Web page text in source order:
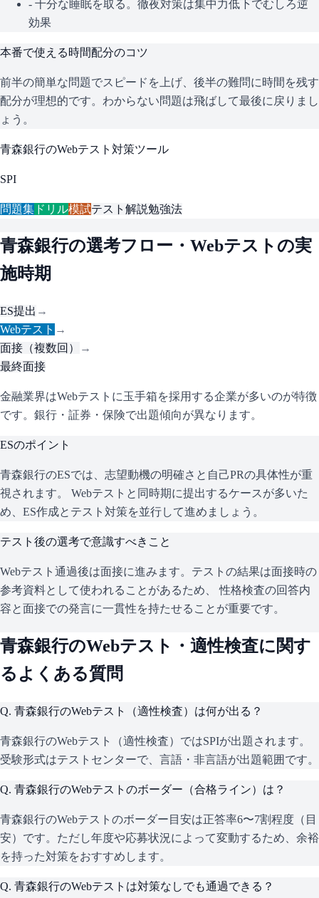
- 十分な睡眠を取る。徹夜対策は集中力低下でむしろ逆
効果
本番で使える時間配分のコツ
前半の簡単な問題でスピードを上げ、後半の難問に時間を残す
配分が理想的です。わからない問題は飛ばして最後に戻りまし
ょう。
青森銀行のWebテスト対策ツール
SPI
問題集 ドリル模試テスト解説勉強法
青森銀行の選考フロー・Webテストの実
施時期
ES提出 →
Webテスト →
面接（複数回）
→
最終面接
金融業界はWebテストに玉手箱を採用する企業が多いのが特徴
です。銀行・証券・保険で出題傾向が異なります。
ESのポイント
青森銀行のESでは、志望動機の明確さと自己PRの具体性が重
視されます。 Webテストと同時期に提出するケースが多いた
め、ES作成とテスト対策を並行して進めましょう。
テスト後の選考で意識すべきこと
Webテスト通過後は面接に進みます。テストの結果は面接時の
参考資料として使われることがあるため、 性格検査の回答内
容と面接での発言に一貫性を持たせることが重要です。
青森銀行のWebテスト・適性検査に関す
るよくある質問
Q. 青森銀行のWebテスト（適性検査）は何が出る？
青森銀行のWebテスト（適性検査）ではSPIが出題されます。
受験形式はテストセンターで、言語・非言語が出題範囲です。
Q. 青森銀行のWebテストのボーダー（合格ライン）は？
青森銀行のWebテストのボーダー目安は正答率6〜7割程度（目
安）です。ただし年度や応募状況によって変動するため、余裕
を持った対策をおすすめします。
Q. 青森銀行のWebテストは対策なしでも通過できる？